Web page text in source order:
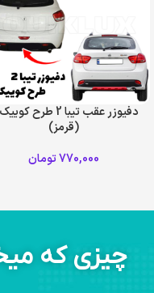
دفیوزر عقب تیبا 2 طرح
(قرمز)
770,000تومان
چیزی که